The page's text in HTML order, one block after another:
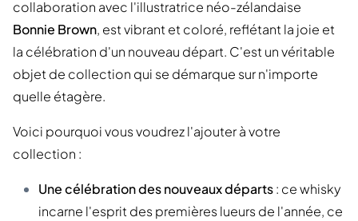
collaboration avec l'illustratrice néo-zélandaise
Bonnie Brown, est vibrant et coloré, reflétant la joie et
la célébration d'un nouveau départ. C'est un véritable
objet de collection qui se démarque sur n'importe
quelle étagère.
Voici pourquoi vous voudrez l'ajouter à votre
collection :
Une célébration des nouveaux départs: ce whisky
incarne l'esprit des premières lueurs de l'année, ce